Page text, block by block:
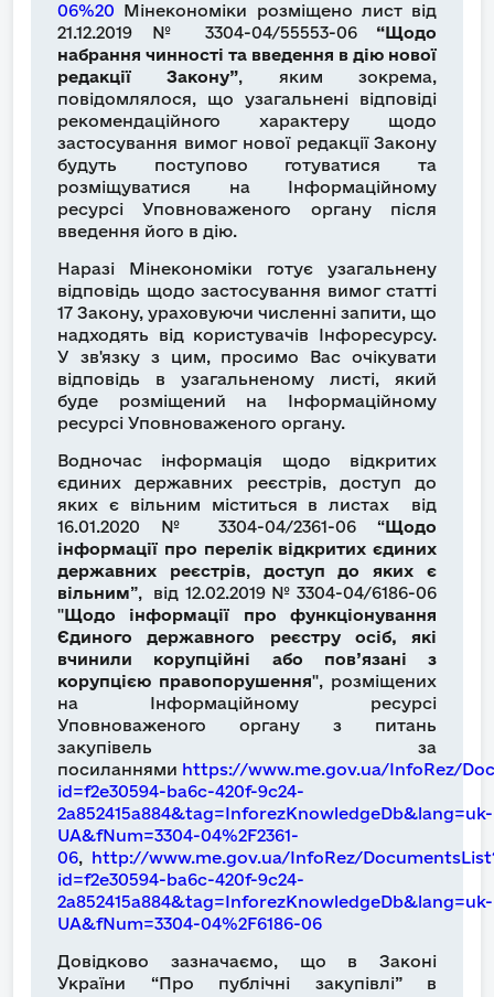
06%20 Мінекономіки розміщено лист від
21.12.2019 № 3304-04/55553-06 “Щодо
набрання чинності та введення в дію нової
редакції Закону”, яким зокрема,
повідомлялося, що узагальнені відповіді
рекомендаційного характеру щодо
застосування вимог нової редакції Закону
будуть поступово готуватися та
розміщуватися на Інформаційному
ресурсі Уповноваженого органу після
введення його в дію.
Наразі Мінекономіки готує узагальнену
відповідь щодо застосування вимог статті
17 Закону, ураховуючи численні запити, що
надходять від користувачів Інфоресурсу.
У зв'язку з цим, просимо Вас очікувати
відповідь в узагальненому листі, який
буде розміщений на Інформаційному
ресурсі Уповноваженого органу.
Водночас інформація щодо відкритих
єдиних державних реєстрів, доступ до
яких є вільним
міститься в листах від
16.01.2020 № 3304-04/2361-06 “Щодо
інформації про перелік відкритих єдиних
державних реєстрів, доступ до яких є
вільним”, від 12.02.2019 № 3304-04/6186-06
"Щодо інформації про функціонування
Єдиного державного реєстру осіб, які
вчинили корупційні або пов’язані з
корупцією правопорушення", розміщених
на Інформаційному ресурсі
Уповноваженого органу з питань
закупівель за
посиланнями https://www.me.gov.ua/InfoRez/
id=f2e30594-ba6c-420f-9c24-
2a852415a884&tag=InforezKnowledgeDb&lang=uk-
UA&fNum=3304-04%2F2361-
06, http://www.me.gov.ua/InfoRez/
id=f2e30594-ba6c-420f-9c24-
2a852415a884&tag=InforezKnowledgeDb&lang=uk-
UA&fNum=3304-04%2F6186-06
Довідково зазначаємо, що в Законі
України “Про публічні закупівлі” в